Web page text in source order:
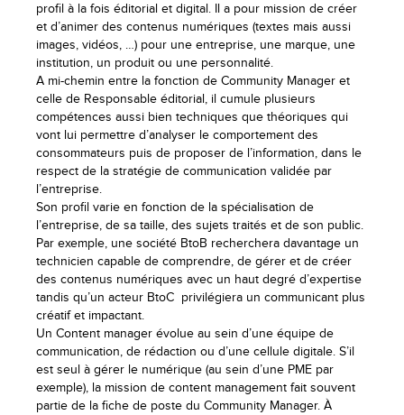
profil à la fois éditorial et digital. Il a pour mission de créer
et d’animer des contenus numériques (textes mais aussi
images, vidéos, …) pour une entreprise, une marque, une
institution, un produit ou une personnalité.
A mi-chemin entre la fonction de Community Manager et
celle de Responsable éditorial, il cumule plusieurs
compétences aussi bien techniques que théoriques qui
vont lui permettre d’analyser le comportement des
consommateurs puis de proposer de l’information, dans le
respect de la stratégie de communication validée par
l’entreprise.
Son profil varie en fonction de la spécialisation de
l’entreprise, de sa taille, des sujets traités et de son public.
Par exemple, une société BtoB recherchera davantage un
technicien capable de comprendre, de gérer et de créer
des contenus numériques avec un haut degré d’expertise
tandis qu’un acteur BtoC privilégiera un communicant plus
créatif et impactant.
Un Content manager évolue au sein d’une équipe de
communication, de rédaction ou d’une cellule digitale. S’il
est seul à gérer le numérique (au sein d’une PME par
exemple), la mission de content management fait souvent
partie de la fiche de poste du Community Manager. À